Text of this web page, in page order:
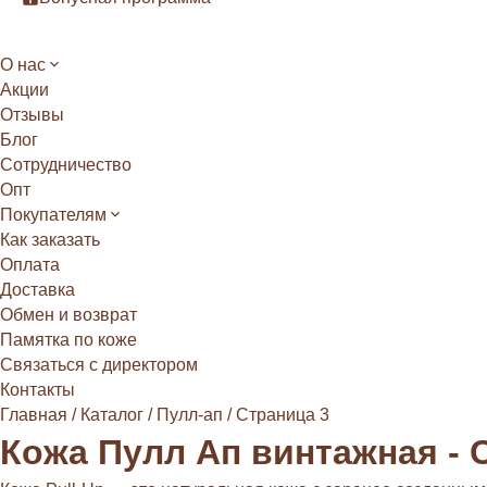
О нас
Акции
Отзывы
Блог
Сотрудничество
Опт
Покупателям
Как заказать
Оплата
Доставка
Обмен и возврат
Памятка по коже
Связаться с директором
Контакты
Главная / Каталог / Пулл-ап /Страница 3
Кожа Пулл Ап винтажная -